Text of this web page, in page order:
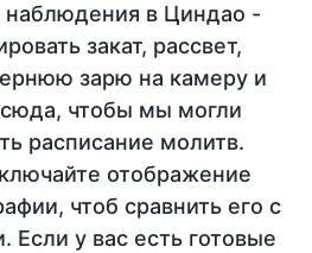
наблюдения в Циндао -
закат, рассвет,
зарю на камеру и
чтобы мы могли
расписание молитв.
отображение
чтоб сравнить его с
у вас есть готовые